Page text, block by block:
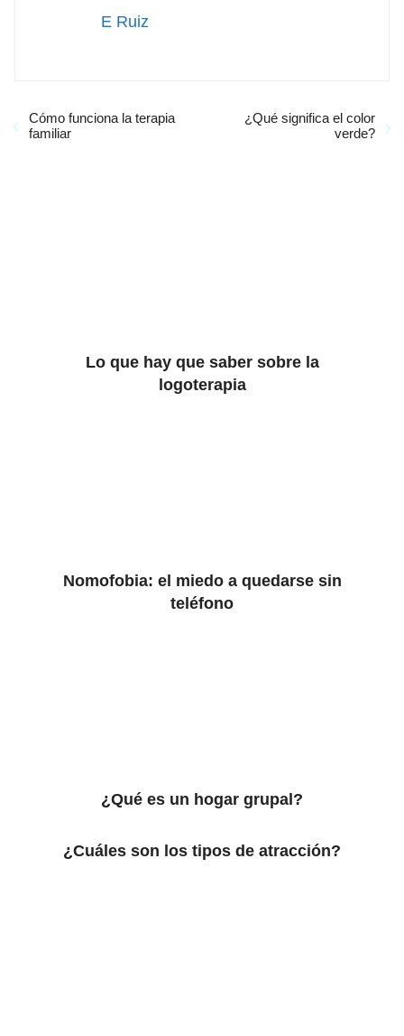
E Ruiz
Cómo funciona la terapia
familiar
¿Qué significa el color
verde?
Lo que hay que saber sobre la
logoterapia
Nomofobia: el miedo a quedarse sin
teléfono
¿Qué es un hogar grupal?
¿Cuáles son los tipos de atracción?